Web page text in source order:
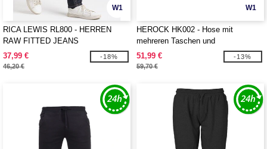
W1
RICA LEWIS RL800 - HERREN
RAW FITTED JEANS
37,99 €
46,20 €
-18%
W1
HEROCK HK002 - Hose mit
mehreren Taschen und
Verstärkungen
51,99 €
59,70 €
-13%